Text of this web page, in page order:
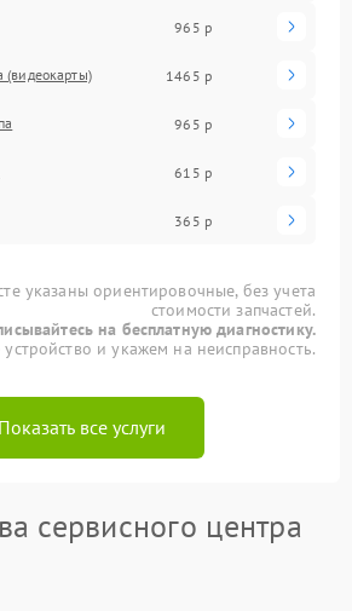
965 р
(видеокарты) 1465 р
965 р
615 р
365 р
указаны ориентировочные, без учета
стоимости запчастей.
на бесплатную диагностику.
и укажем на неисправность.
Показать все услуги
сервисного центра